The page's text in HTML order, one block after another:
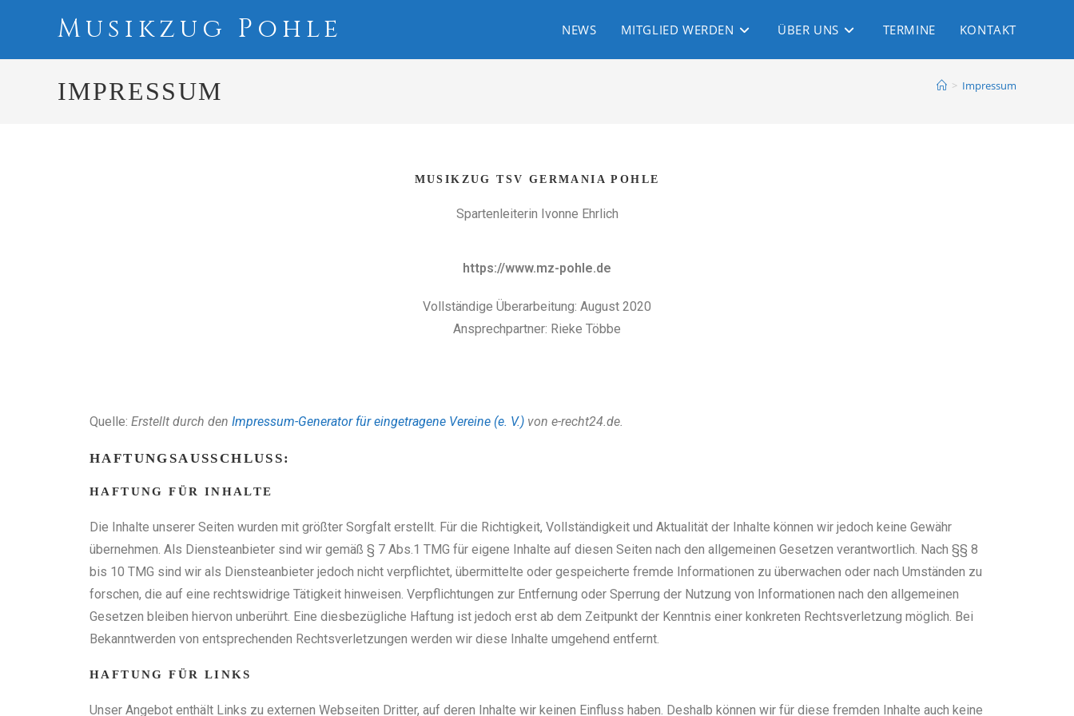
Musikzug Pohle NEWS MITGLIED WERDEN ÜBER UNS TERMINE KONTAKT
IMPRESSUM > Impressum
MUSIKZUG TSV GERMANIA POHLE
Spartenleiterin Ivonne Ehrlich
https://www.mz-pohle.de
Vollständige Überarbeitung: August 2020
Ansprechpartner: Rieke Többe
Quelle: Erstellt durch den Impressum-Generator für eingetragene Vereine (e. V.) von e-recht24.de.
HAFTUNGSAUSSCHLUSS:
HAFTUNG FÜR INHALTE
Die Inhalte unserer Seiten wurden mit größter Sorgfalt erstellt. Für die Richtigkeit, Vollständigkeit und Aktualität der Inhalte können wir jedoch keine Gewähr
übernehmen. Als Diensteanbieter sind wir gemäß § 7 Abs.1 TMG für eigene Inhalte auf diesen Seiten nach den allgemeinen Gesetzen verantwortlich. Nach §§ 8
bis 10 TMG sind wir als Diensteanbieter jedoch nicht verpflichtet, übermittelte oder gespeicherte fremde Informationen zu überwachen oder nach Umständen zu
forschen, die auf eine rechtswidrige Tätigkeit hinweisen. Verpflichtungen zur Entfernung oder Sperrung der Nutzung von Informationen nach den allgemeinen
Gesetzen bleiben hiervon unberührt. Eine diesbezügliche Haftung ist jedoch erst ab dem Zeitpunkt der Kenntnis einer konkreten Rechtsverletzung möglich. Bei
Bekanntwerden von entsprechenden Rechtsverletzungen werden wir diese Inhalte umgehend entfernt.
HAFTUNG FÜR LINKS
Unser Angebot enthält Links zu externen Webseiten Dritter, auf deren Inhalte wir keinen Einfluss haben. Deshalb können wir für diese fremden Inhalte auch keine